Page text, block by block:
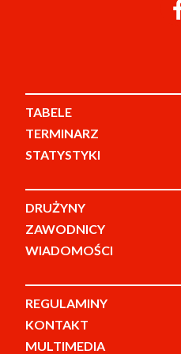
TABELE
TERMINARZ
STATYSTYKI
DRUŻYNY
ZAWODNICY
WIADOMOŚCI
REGULAMINY
KONTAKT
MULTIMEDIA